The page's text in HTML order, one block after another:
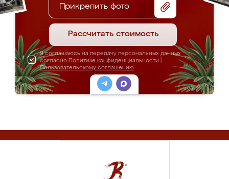
Прикрепить фото
Рассчитать стоимость
Я соглашаюсь на передачу персональных данных
согласно Политике конфиденциальности
Пользовательскому соглашению